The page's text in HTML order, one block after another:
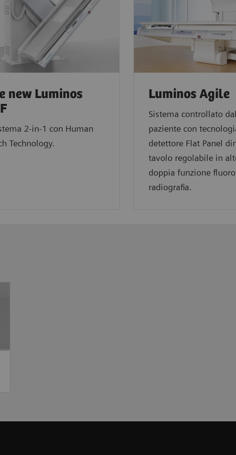
new Luminos
2-in-1 con Human
Technology.
Luminos Agile
Sistema controllato
paziente con
detettore Flat Panel
tavolo regolabile in
doppia funzione
radiografia.